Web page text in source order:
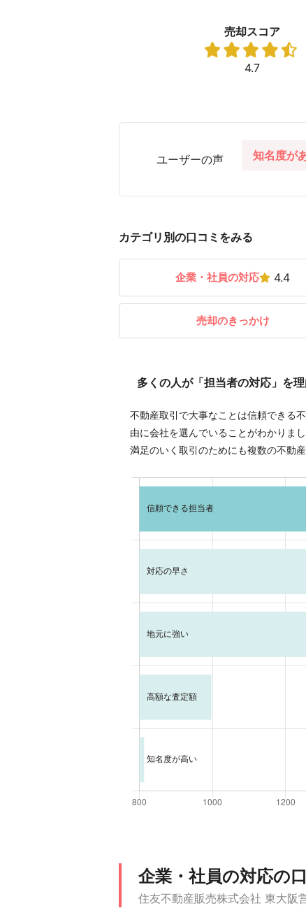
売却スコア
4.7
ユーザーの声 知名度が
カテゴリ別の口コミをみる
企業・社員の対応 4.4
売却のきっかけ
多くの人が「担当者の対応」を
不動産取引で大事なことは信頼できる
由に会社を選んでいることがわかりまし
満足のいく取引のためにも複数の不動
企業・社員の対応の
住友不動産販売株式会社 東大阪